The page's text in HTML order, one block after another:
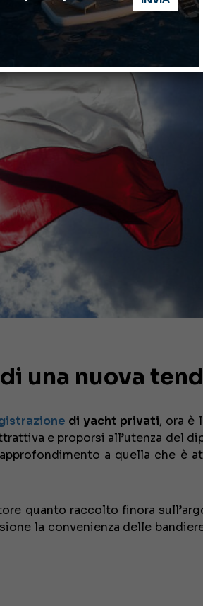
una nuova
di yacht privati, ora è
e proporsi all’utenza del
a quella che è
quanto raccolto finora
la convenienza delle